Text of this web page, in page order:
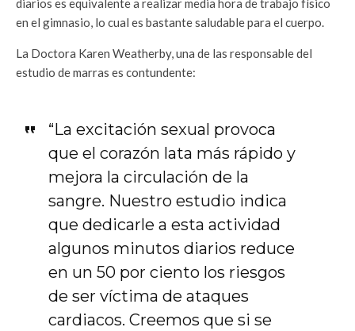
diarios es equivalente a realizar media hora de trabajo físico
en el gimnasio, lo cual es bastante saludable para el cuerpo.
La Doctora Karen Weatherby, una de las responsable del
estudio de marras es contundente:
“La excitación sexual provoca
que el corazón lata más rápido y
mejora la circulación de la
sangre. Nuestro estudio indica
que dedicarle a esta actividad
algunos minutos diarios reduce
en un 50 por ciento los riesgos
de ser víctima de ataques
cardiacos. Creemos que si se